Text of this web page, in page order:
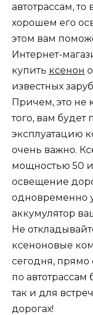
автотрассам,
хорошем его
этом вам
Интернет-
купить ксенон
известных
Причем, это не
того, вам будет
эксплуатацию
очень важно.
мощностью 50 и
освещение
одновременно
аккумулятор
Не
ксеноновые
сегодня,
по автотрассам
так и для
дорогах!